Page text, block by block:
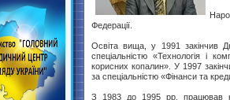
Федерації.
Освіта вища, у 1991 закінчив
спеціальністю «Технологія і
корисних копалин». У 1997
за спеціальністю «Фінанси та
З 1983 до 1995 рр. працював